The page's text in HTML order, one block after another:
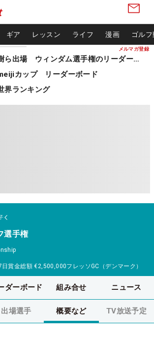
メルマガ登録
ギア レッスン ライフ 漫画 ゴル
松山英樹ら出場 ウィンダム選手権のリーダーボード
カップ リーダーボード
界ランキング
選手権
日賞金総額 €2,500,000フレッソGC（デンマーク）
ダーボード 組み合せ ニュース
出場選手 概要など TV放送予定